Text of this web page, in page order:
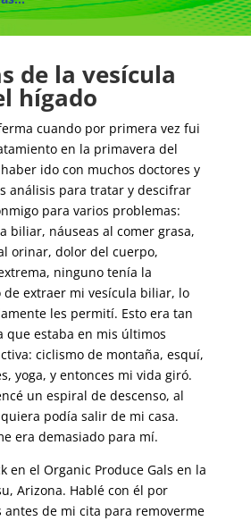
de la vesícula
hígado
cuando por primera vez fui
en la primavera del
ido con muchos doctores y
análisis para tratar y descifrar
para varios problemas:
biliar, náuseas al comer grasa,
orinar, dolor del cuerpo,
ninguno tenía la
de extraer mi vesícula biliar, lo
les permití. Esto era tan
que estaba en mis últimos
ciclismo de montaña, esquí,
yoga, y entonces mi vida giró.
un espiral de descenso, al
podía salir de mi casa.
era demasiado para mí.
en el Organic Produce Gals en la
Arizona. Hablé con él por
de mi cita para removerme